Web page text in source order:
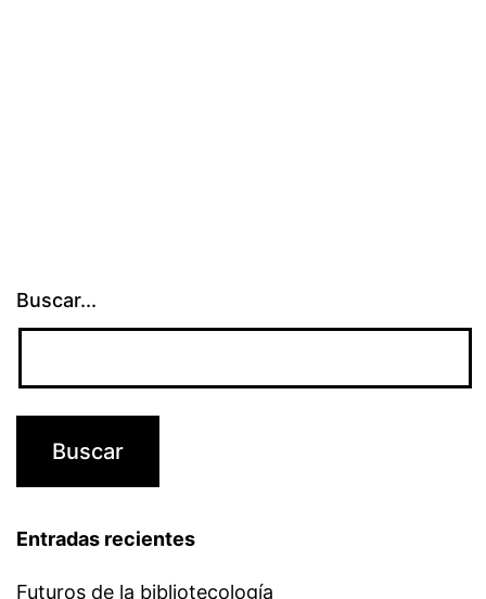
Buscar...
Entradas recientes
Futuros de la bibliotecología